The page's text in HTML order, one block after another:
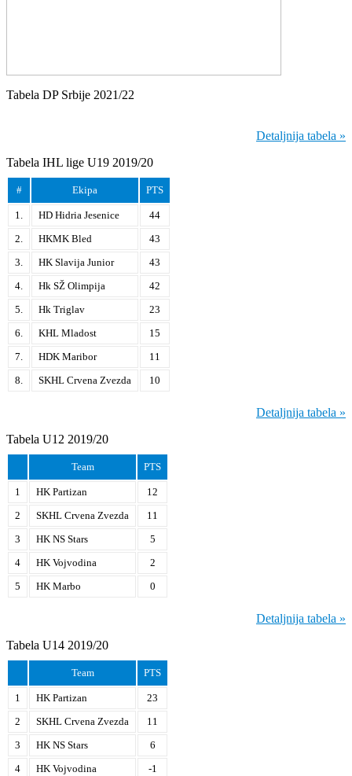
Tabela DP Srbije 2021/22
Detaljnija tabela »
Tabela IHL lige U19 2019/20
# Ekipa PTS
1. HD Hidria Jesenice
44
2.
HKMK Bled
43
3.
HK Slavija Junior
43
4.
Hk SŽ Olimpija
42
5.
Hk Triglav
23
6.
KHL Mladost
15
7.
HDK Maribor
11
8.
SKHL Crvena Zvezda 10
Detaljnija tabela »
Tabela U12 2019/20
Team PTS
1 HK Partizan
12
2
SKHL Crvena Zvezda
11
3
HK NS Stars
5
4
HK Vojvodina
2
5
HK Marbo 0
Detaljnija tabela »
Tabela U14 2019/20
Team PTS
1 HK Partizan
23
2
SKHL Crvena Zvezda
11
3
HK NS Stars
6
4
HK Vojvodina -1